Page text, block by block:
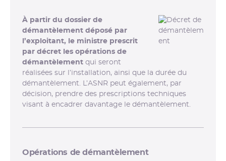
À partir du dossier de
démantèlement déposé par
l’exploitant, le ministre prescrit
par décret les opérations de
démantèlement qui seront
réalisées sur l’installation, ainsi que la durée du
démantèlement. L’ASNR peut également, par
décision, prendre des prescriptions techniques
visant à encadrer davantage le démantèlement.
Opérations de démantèlement